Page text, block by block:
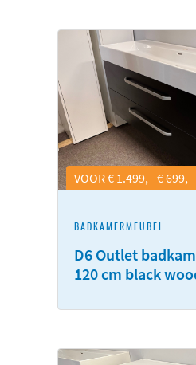
VOOR€ 1.499,-€ 699,-
BADKAMERMEUBEL
D6 Outlet
120 cm black